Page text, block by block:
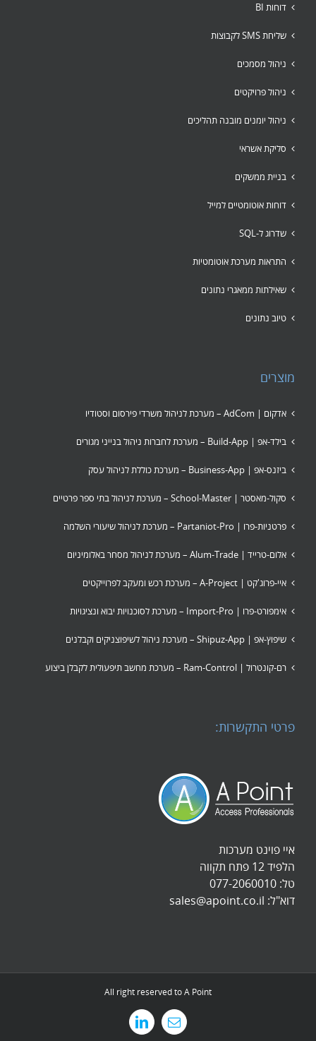
דוחות BI
שליחת SMS לקבוצות
ניהול מסמכים
ניהול פרויקטים
ניהול יומנים מובנה תהליכים
סליקת אשראי
בניית ממשקים
דוחות אוטומטיים למייל
שדרוג ל-SQL
התראות מערכת אוטומטיות
שאילתות ממאגרי נתונים
טיוב נתונים
מוצרים
אדקום | AdCom – מערכת לניהול משרדי פירסום וסטודיו
בילד-אפ | Build-App – מערכת לחברות ניהול בנייני מגורים
ביזנס-אפ | Business-App – מערכת כוללת לניהול עסק
סקול-מאסטר | School-Master – מערכת לניהול בתי ספר פרטיים
פרטניות-פרו | Partaniot-Pro – מערכת לניהול שיעורי השלמה
אלום-טרייד | Alum-Trade – מערכת לניהול מסחר באלומיניום
איי-פרוג'קט | A-Project – מערכת רכש ומעקב לפרוייקטים
אימפורט-פרו | Import-Pro – מערכת לסוכנויות יבוא ונציגויות
שיפוץ-אפ | Shipuz-App – מערכת ניהול לשיפוצניקים וקבלנים
רם-קונטרול | Ram-Control – מערכת מחשב תיפעולית לקבלן ביצוע
פרטי התקשרות:
איי פוינט מערכות
הלפיד 12 פתח תקווה
טל: 077-2060010
דוא"ל: sales@apoint.co.il
All right reserved to A Point
כתובת LinkedIn